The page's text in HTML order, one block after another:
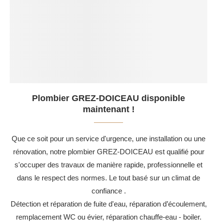
Plombier GREZ-DOICEAU disponible
maintenant !
Que ce soit pour un service d'urgence, une installation ou une
rénovation, notre plombier GREZ-DOICEAU est qualifié pour
s'occuper des travaux de manière rapide, professionnelle et
dans le respect des normes. Le tout basé sur un climat de
confiance .
Détection et réparation de fuite d'eau, réparation d’écoulement,
remplacement WC ou évier, réparation chauffe-eau - boiler.